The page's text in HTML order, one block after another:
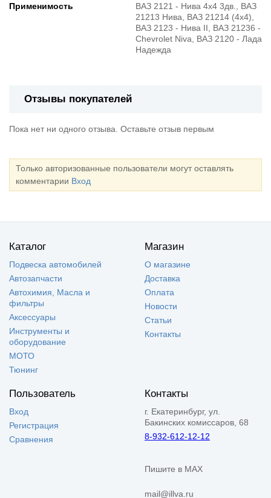
Применимость
ВАЗ 2121 - Нива 4х4 3дв., ВАЗ
21213 Нива, ВАЗ 21214 (4x4),
ВАЗ 2123 - Нива II, ВАЗ 21236 -
Chevrolet Niva, ВАЗ 2120 - Лада
Надежда
Отзывы покупателей
Пока нет ни одного отзыва. Оставьте отзыв первым
Только авторизованные пользователи могут оставлять
комментарии Вход
Каталог
Подвеска автомобилей
Автозапчасти
Автохимия, Масла и
фильтры
Аксессуары
Инструменты и
оборудование
МОТО
Тюнинг
Магазин
О магазине
Доставка
Оплата
Новости
Статьи
Контакты
Пользователь
Вход
Регистрация
Сравнения
Контакты
г. Екатеринбург, ул.
Бакинских комиссаров, 68
8-932-612-12-12
Пишите в MAX
mail@illva.ru